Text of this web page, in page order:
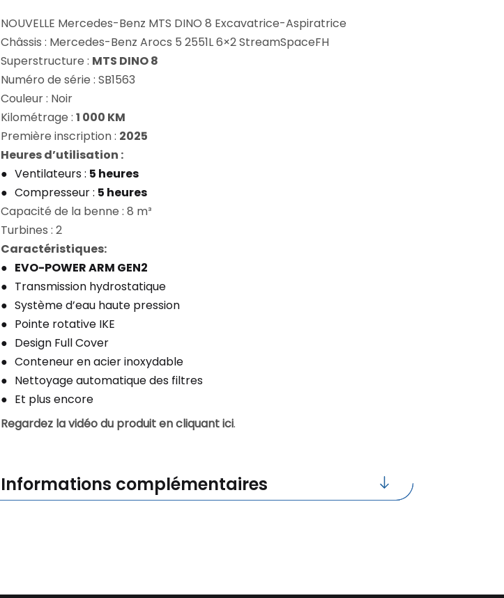
NOUVELLE Mercedes-Benz MTS DINO 8 Excavatrice-Aspiratrice
Châssis : Mercedes-Benz Arocs 5 2551L 6×2 StreamSpaceFH
Superstructure : MTS DINO 8
Numéro de série : SB1563
Couleur : Noir
Kilométrage : 1 000 KM
Première inscription : 2025
Heures d’utilisation :
Ventilateurs : 5 heures
Compresseur : 5 heures
Capacité de la benne : 8 m³
Turbines : 2
Caractéristiques:
EVO-POWER ARM GEN2
Transmission hydrostatique
Système d’eau haute pression
Pointe rotative IKE
Design Full Cover
Conteneur en acier inoxydable
Nettoyage automatique des filtres
Et plus encore
Regardez la vidéo du produit en cliquant ici.
Informations complémentaires